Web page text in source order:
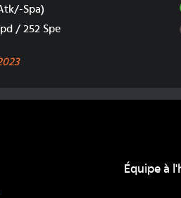
Spa)
/ 252 Spe
Équipe à